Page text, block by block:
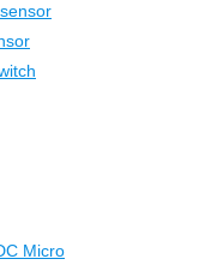
Micro